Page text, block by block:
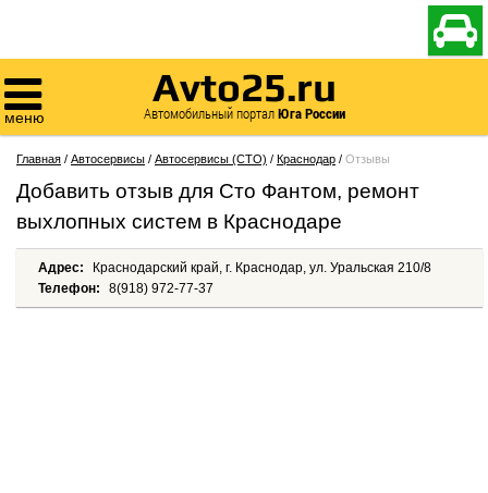


меню
Avto25.ru
Автомобильный порталЮга России
Главная / Автосервисы / Автосервисы (СТО) / Краснодар / Отзывы
Добавить отзыв для Сто Фантом, ремонт
выхлопных систем в Краснодаре
Адрес:
Краснодарский край, г. Краснодар, ул. Уральская 210/8
Телефон:
8(918) 972-77-37